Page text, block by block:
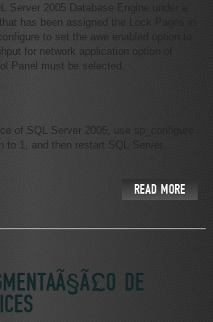
Server 2005 Database Engine under a
has been assigned the Lock Pages in
to set the awe enabled option to
for network application option of
Panel must be selected.
of SQL Server 2005, use sp_configure
to 1, and then restart SQL Server...
READ MORE
DE